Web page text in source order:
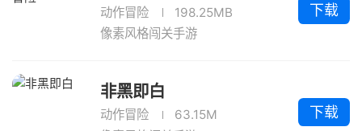
动作冒险
198.25MB
像素风格闯关手游
下载
非黑即白
动作冒险
63.15M
下载